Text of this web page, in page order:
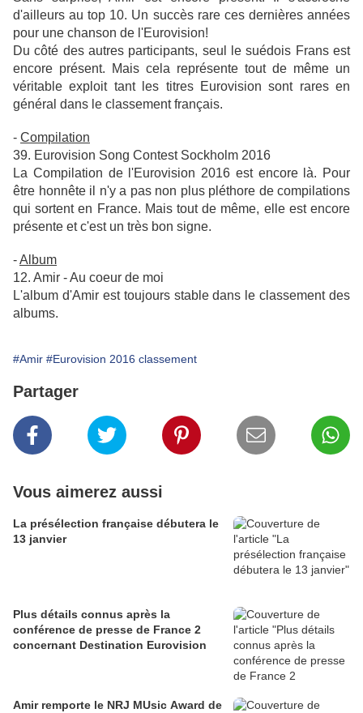
d'ailleurs au top 10. Un succès rare ces dernières années
pour une chanson de l'Eurovision!
Du côté des autres participants, seul le suédois Frans est
encore présent. Mais cela représente tout de même un
véritable exploit tant les titres Eurovision sont rares en
général dans le classement français.
- Compilation
39. Eurovision Song Contest Sockholm 2016
La Compilation de l'Eurovision 2016 est encore là. Pour
être honnête il n'y a pas non plus pléthore de compilations
qui sortent en France. Mais tout de même, elle est encore
présente et c'est un très bon signe.
-Album
12. Amir - Au coeur de moi
L'album d'Amir est toujours stable dans le classement des
albums.
#Amir #Eurovision 2016 classement
Partager
Vous aimerez aussi
La présélection française débutera le
13 janvier
Plus détails connus après la
conférence de presse de France 2
concernant Destination Eurovision
Amir remporte le NRJ MUsic Award de